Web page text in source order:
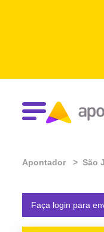
Apontador São
Faça login para